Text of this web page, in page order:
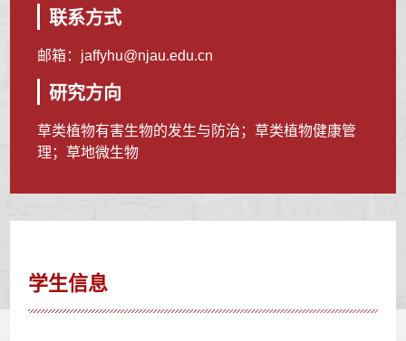
联系方式
邮箱： jaffyhu@njau.edu.cn
研究方向
草类植物有害生物的发生与防治；草类植物健康管
理；草地微生物
学生信息